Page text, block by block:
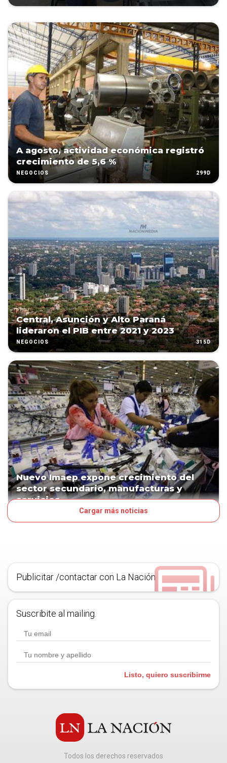
A agosto, actividad económica registró
crecimiento de 5,6 %
NEGOCIOS 299D
Central, Asunción y Alto Paraná
lideraron el PIB entre 2021 y 2023
NEGOCIOS 315D
Nuevo Imaep expone crecimiento del
sector secundario, manufacturas y
servicios
Cargar más noticias
Publicitar /contactar con La Nación
Suscribite al mailing.
Listo, quiero suscribirme
Todos los derechos reservados